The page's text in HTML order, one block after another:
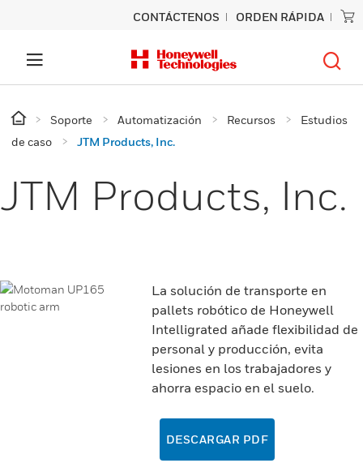
CONTÁCTENOS ORDEN RÁPIDA
Soporte Automatización Recursos
Estudios
de caso
JTM Products, Inc.
JTM Products, Inc.
La solución de transporte en
pallets robótico de Honeywell
Intelligrated añade flexibilidad de
personal y producción, evita
lesiones en los trabajadores y
ahorra espacio en el suelo.
DESCARGAR PDF